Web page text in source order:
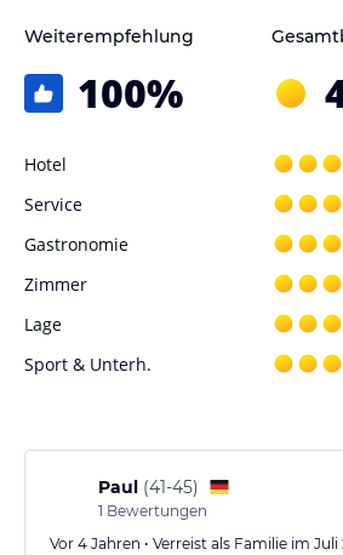
Weiterempfehlung
100%
Hotel
Service
Gastronomie
Zimmer
Lage
Sport & Unterh.
Paul (41-45)
1 Bewertungen
Vor 4 Jahren • Verreist als Familie im Juli